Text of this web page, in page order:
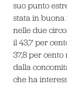
suo punto
stata in
nelle due
il 43,7 per
37,8 per
dalla
che ha